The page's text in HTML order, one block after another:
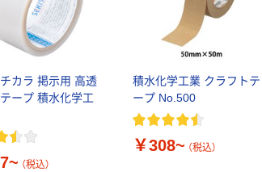
カラ 掲示用 高透
ープ 積水化学工
（税込）
積水化学工業 クラフトテ
ープ No.500
￥308~ （税込）